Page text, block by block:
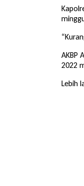
AKBP
2022
Lebih